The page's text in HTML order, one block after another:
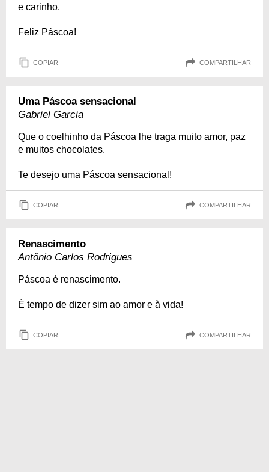
e carinho.
Feliz Páscoa!
COPIAR COMPARTILHAR
Uma Páscoa sensacional
Gabriel Garcia
Que o coelhinho da Páscoa lhe traga muito amor, paz
e muitos chocolates.
Te desejo uma Páscoa sensacional!
COPIAR COMPARTILHAR
Renascimento
Antônio Carlos Rodrigues
Páscoa é renascimento.
É tempo de dizer sim ao amor e à vida!
COPIAR COMPARTILHAR